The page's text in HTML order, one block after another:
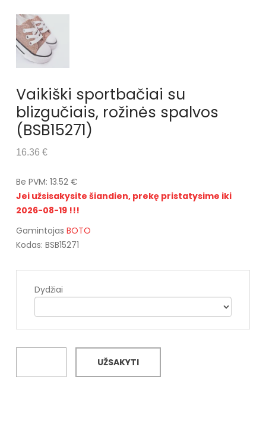
Vaikiški sportbačiai su
blizgučiais, rožinės spalvos
(BSB15271)
16.36 €
Be PVM: 13.52 €
Jei užsisakysite šiandien, prekę pristatysime iki
2026-08-19 !!!
Gamintojas BOTO
Kodas: BSB15271
Dydžiai
UŽSAKYTI